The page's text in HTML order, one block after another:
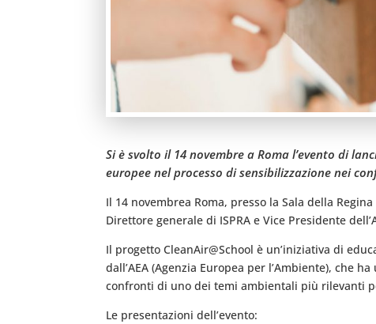
Si è svolto il 14 novembre a Roma l’evento di
europee nel processo di sensibilizzazione nei
Il 14 novembrea Roma, presso la Sala della
Direttore generale di ISPRA e Vice Presidente
Il progetto CleanAir@School è un’iniziativa di
dall’AEA (Agenzia Europea per l’Ambiente), che
confronti di uno dei temi ambientali più rilevanti
Le presentazioni dell’evento: